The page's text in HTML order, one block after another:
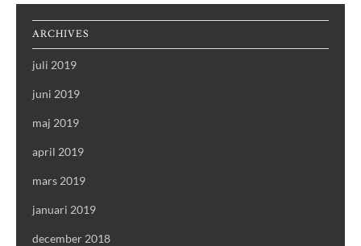
ARCHIVES
juli 2019
juni 2019
maj 2019
april 2019
mars 2019
januari 2019
december 2018